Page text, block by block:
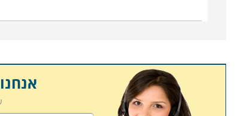
שאפשר יהיה לעבור את הקורס במקביל להמשך